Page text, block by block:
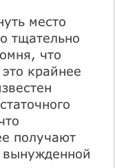
место
тщательно
что
крайнее
получают